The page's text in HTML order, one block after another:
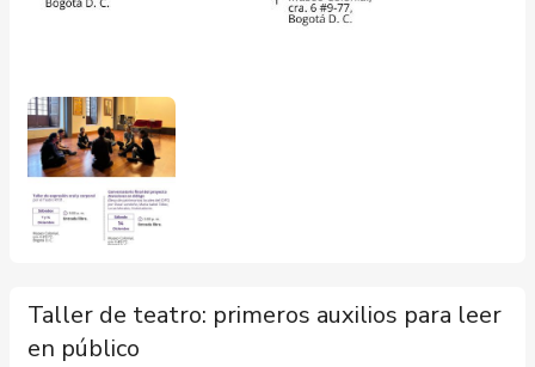
Taller de teatro: primeros auxilios para leer
en público